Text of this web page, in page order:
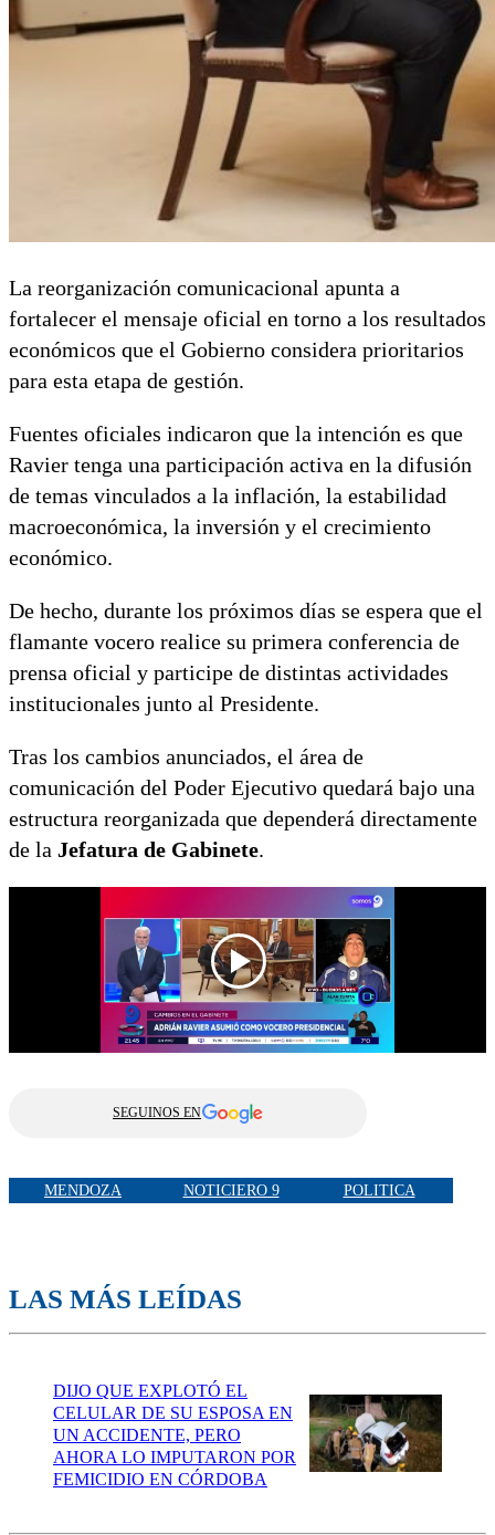
La reorganización comunicacional apunta a
fortalecer el mensaje oficial en torno a los resultados
económicos que el Gobierno considera prioritarios
para esta etapa de gestión.
Fuentes oficiales indicaron que la intención es que
Ravier tenga una participación activa en la difusión
de temas vinculados a la inflación, la estabilidad
macroeconómica, la inversión y el crecimiento
económico.
De hecho, durante los próximos días se espera que el
flamante vocero realice su primera conferencia de
prensa oficial y participe de distintas actividades
institucionales junto al Presidente.
Tras los cambios anunciados, el área de
comunicación del Poder Ejecutivo quedará bajo una
estructura reorganizada que dependerá directamente
de la Jefatura de Gabinete.
SEGUINOS EN
MENDOZA NOTICIERO 9 POLITICA
LAS MÁS LEÍDAS
DIJO QUE EXPLOTÓ EL
CELULAR DE SU ESPOSA EN
UN ACCIDENTE, PERO
AHORA LO IMPUTARON POR
FEMICIDIO EN CÓRDOBA